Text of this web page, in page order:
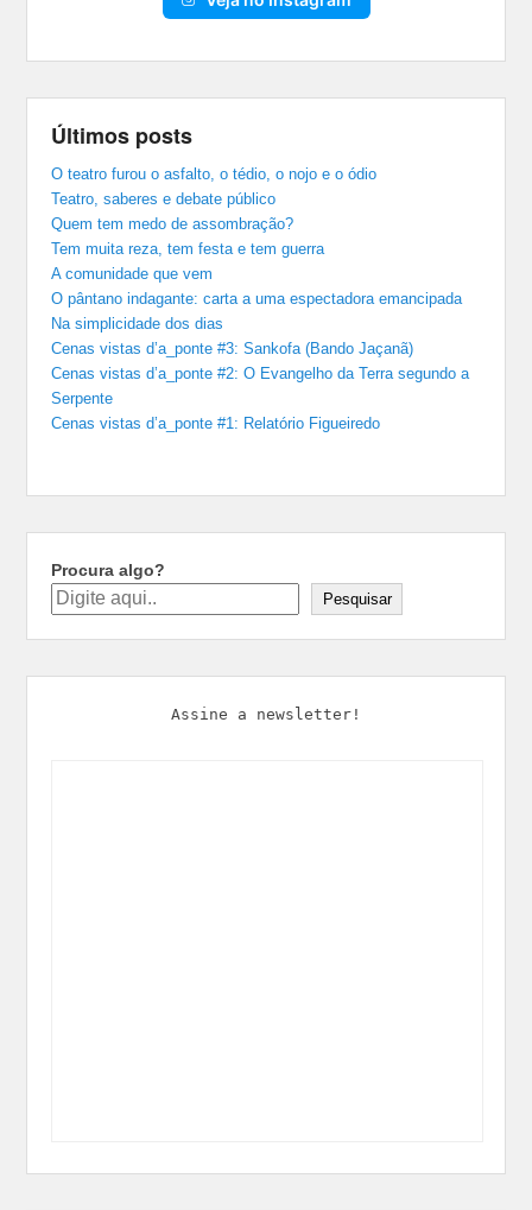
Últimos posts
O teatro furou o asfalto, o tédio, o nojo e o ódio
Teatro, saberes e debate público
Quem tem medo de assombração?
Tem muita reza, tem festa e tem guerra
A comunidade que vem
O pântano indagante: carta a uma espectadora emancipada
Na simplicidade dos dias
Cenas vistas d’a_ponte #3: Sankofa (Bando Jaçanã)
Cenas vistas d’a_ponte #2: O Evangelho da Terra segundo a
Serpente
Cenas vistas d’a_ponte #1: Relatório Figueiredo
Procura algo?
Pesquisar
Assine a newsletter!